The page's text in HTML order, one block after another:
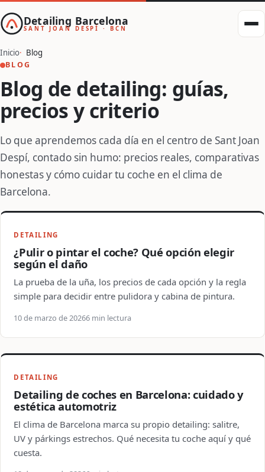
Detailing Barcelona
SANT JOAN DESPÍ · BCN
Inicio Blog
BLOG
Blog de detailing: guías,
precios y criterio
Lo que aprendemos cada día en el centro de Sant Joan
Despí, contado sin humo: precios reales, comparativas
honestas y cómo cuidar tu coche en el clima de
Barcelona.
DETAILING
¿Pulir o pintar el coche? Qué opción elegir
según el daño
La prueba de la uña, los precios de cada opción y la regla
simple para decidir entre pulidora y cabina de pintura.
10 de marzo de 20266 min lectura
DETAILING
Detailing de coches en Barcelona: cuidado y
estética automotriz
El clima de Barcelona marca su propio detailing: salitre,
UV y párkings estrechos. Qué necesita tu coche aquí y qué
cuesta.